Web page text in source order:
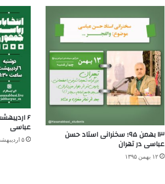
۱۳ بهمن ۹۵؛ سخنرانی استاد حسن
عباسی در تهران
۱۲ بهمن ۱۳۹۵
عباسی
۵ اردیبهشت ۱۴۰۰